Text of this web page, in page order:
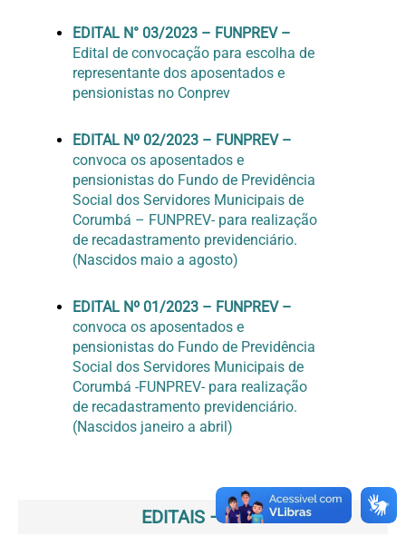
EDITAL N° 03/2023 – FUNPREV –
Edital de convocação para escolha de
representante dos aposentados e
pensionistas no Conprev
EDITAL Nº 02/2023 – FUNPREV –
convoca os aposentados e
pensionistas do Fundo de Previdência
Social dos Servidores Municipais de
Corumbá – FUNPREV- para realização
de recadastramento previdenciário.
(Nascidos maio a agosto)
EDITAL Nº 01/2023 – FUNPREV –
convoca os aposentados e
pensionistas do Fundo de Previdência
Social dos Servidores Municipais de
Corumbá -FUNPREV- para realização
de recadastramento previdenciário.
(Nascidos janeiro a abril)
EDITAIS – 2022